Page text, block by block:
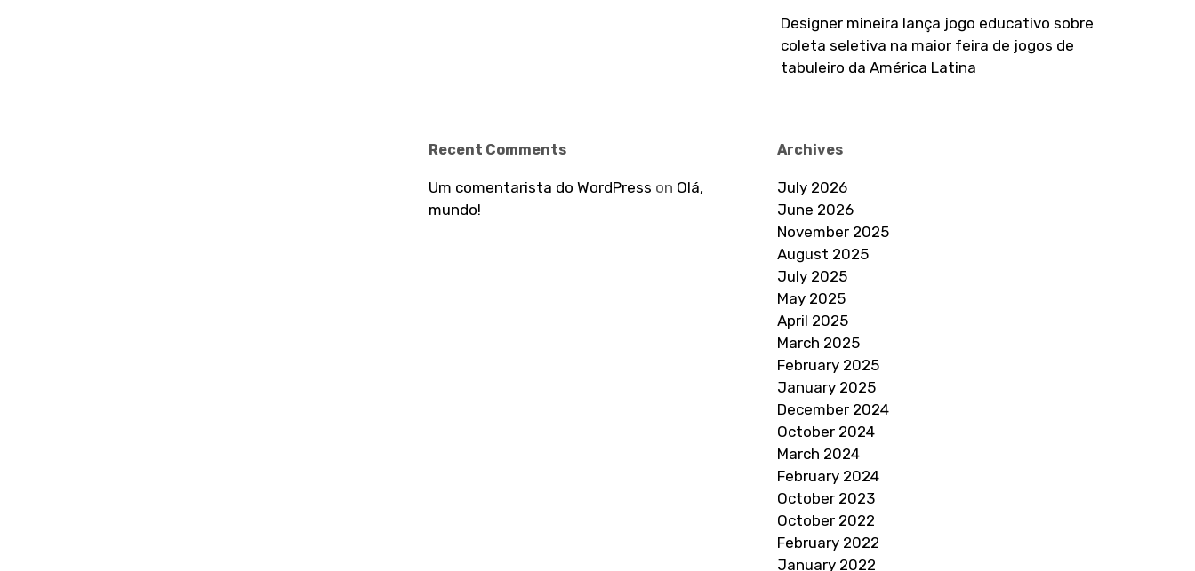
Designer mineira lança jogo educativo sobre
coleta seletiva na maior feira de jogos de
tabuleiro da América Latina
Recent Comments
Um comentarista do WordPress on Olá,
mundo!
Archives
July 2026
June 2026
November 2025
August 2025
July 2025
May 2025
April 2025
March 2025
February 2025
January 2025
December 2024
October 2024
March 2024
February 2024
October 2023
October 2022
February 2022
January 2022